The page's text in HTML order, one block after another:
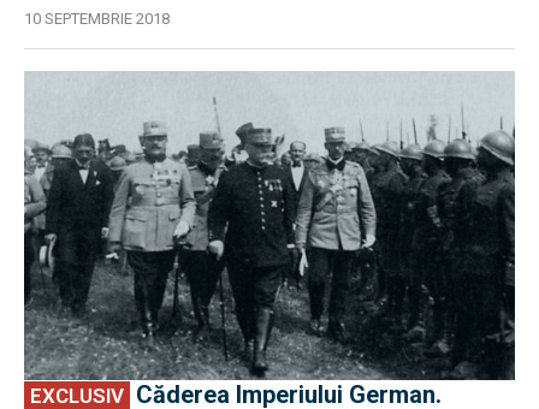
10 SEPTEMBRIE 2018
EXCLUSIV